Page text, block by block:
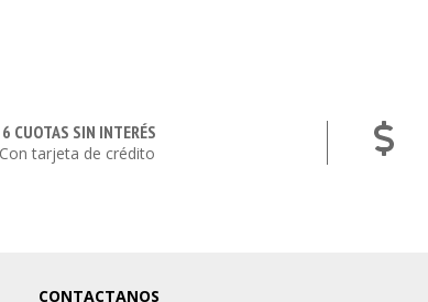
6 CUOTAS SIN INTERÉS
Con tarjeta de crédito
CONTACTANOS